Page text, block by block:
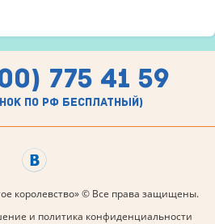
775 41 59
по рф бесплатный)
королевство» © Все права защищены.
и политика конфиденциальности